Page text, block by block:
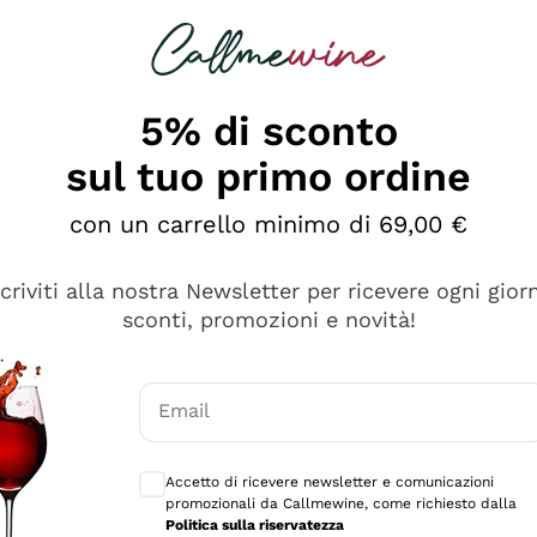
è male ma secondo me ci sono alternative che
5% di sconto
sul tuo primo ordine
con un carrello minimo di 69,00 €
alla nostra Newsletter per ricevere ogni
sconti, promozioni e novità!
Email
Accetto di ricevere newsletter e comunicazioni
promozionali da Callmewine, come richiesto dalla
Politica sulla riservatezza